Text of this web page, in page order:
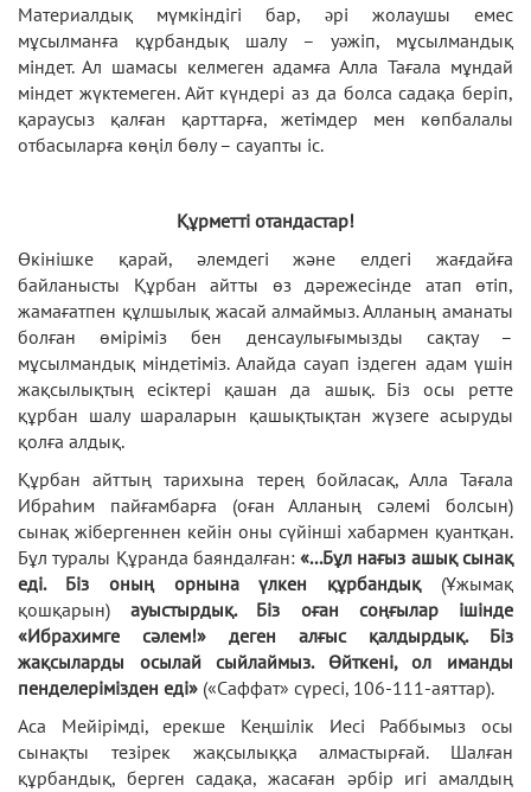
Материалдық мүмкіндігі бар, əрі жолаушы емес
мұсылманға құрбандық шалу – уəжіп, мұсылмандық
міндет. Ал шамасы келмеген адамға Алла Тағала мұндай
міндет жүктемеген. Айт күндері аз да болса садақа беріп,
қараусыз қалған қарттарға, жетімдер мен көпбалалы
отбасыларға көңіл бөлу – сауапты іс.
Құрметті отандастар!
Өкінішке қарай, әлемдегі және елдегі жағдайға
байланысты Құрбан айтты өз дәрежесінде атап өтіп,
жамағатпен құлшылық жасай алмаймыз. Алланың аманаты
болған өміріміз бен денсаулығымызды сақтау –
мұсылмандық міндетіміз. Алайда сауап іздеген адам үшін
жақсылықтың есіктері қашан да ашық. Біз осы ретте
құрбан шалу шараларын қашықтықтан жүзеге асыруды
қолға алдық.
Құрбан айттың тарихына терең бойласақ, Алла Тағала
Ибраһим пайғамбарға (оған Алланың сәлемі болсын)
сынақ жібергеннен кейін оны сүйінші хабармен қуантқан.
Бұл туралы Құранда баяндалған:«...Бұл нағыз ашық сынақ
еді. Біз оның орнына үлкен құрбандық (Ұжымақ
қошқарын) ауыстырдық. Біз оған соңғылар ішінде
«Ибрахимге сәлем!» деген алғыс қалдырдық. Біз
жақсыларды осылай сыйлаймыз. Өйткені, ол иманды
пенделерімізден еді» («Саффат» сүресі, 106-111-аяттар).
Аса Мейірімді, ерекше Кеңшілік Иесі Раббымыз осы
сынақты тезірек жақсылыққа алмастырғай. Шалған
құрбандық, берген садақа, жасаған әрбір игі амалдың